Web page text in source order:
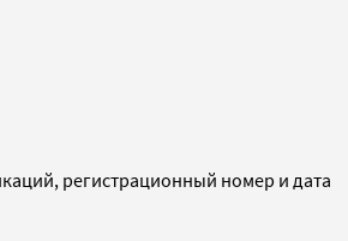
регистрационный номер и дата